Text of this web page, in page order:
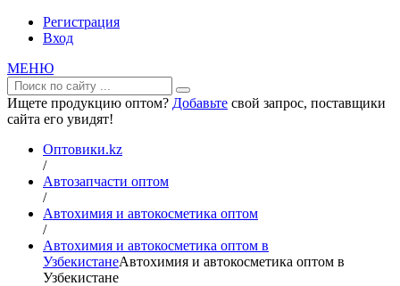
Регистрация
Вход
МЕНЮ
Ищете продукцию оптом? Добавьте свой запрос, поставщики
сайта его увидят!
Оптовики.kz
/
Автозапчасти оптом
/
Автохимия и автокосметика оптом
/
Автохимия и автокосметика оптом в
УзбекистанеАвтохимия и автокосметика оптом в
Узбекистане